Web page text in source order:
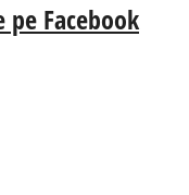
Facebook